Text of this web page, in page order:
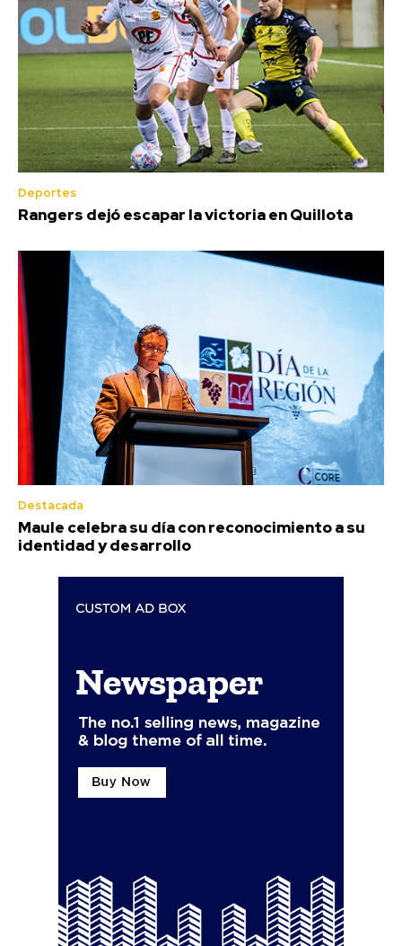
Deportes
Rangers dejó escapar la victoria en Quillota
Destacada
Maule celebra su día con reconocimiento a su
identidad y desarrollo